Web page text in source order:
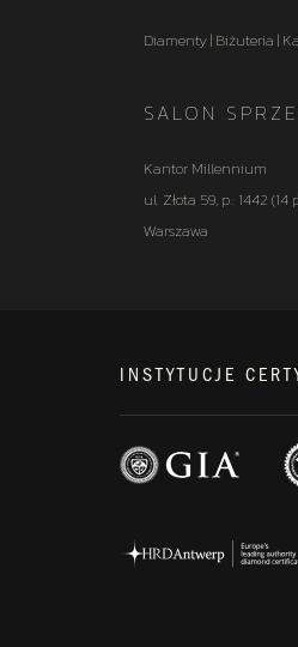
Diamenty | Biżuteria |
SALON
Kantor Millennium
ul. Złota 59, p.: 1442
Warszawa
INSTYTUCJE